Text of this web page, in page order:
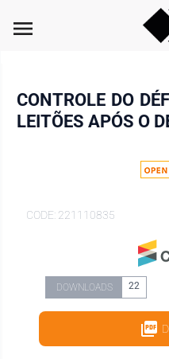
menu
CONTROLE DO
LEITÕES APÓS O
CODE: 221110835
DOWNLOADS 22